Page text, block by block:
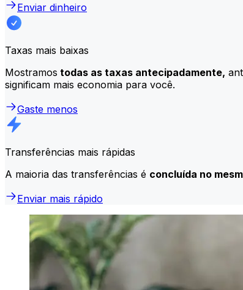
Enviar dinheiro
Taxas mais baixas
Mostramos todas as taxas antecipadamente,
significam mais economia para você.
Gaste menos
Transferências mais rápidas
A maioria das transferências é concluída no
Enviar mais rápido